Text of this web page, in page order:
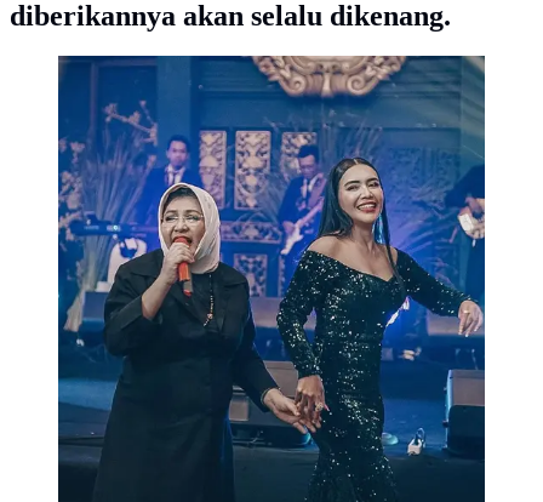
diberikannya akan selalu dikenang.